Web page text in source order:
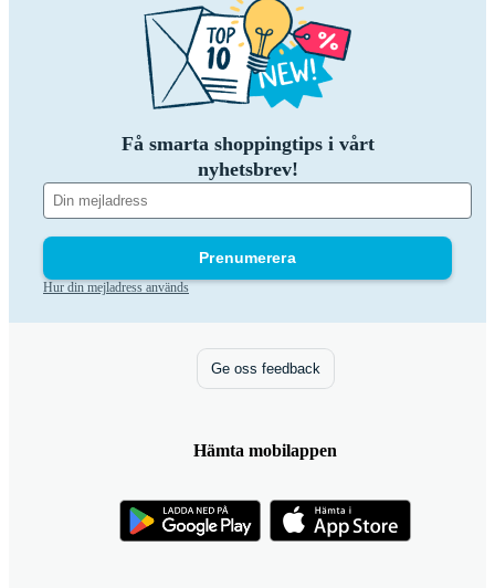
Få smarta shoppingtips i vårt
nyhetsbrev!
Prenumerera
Hur din mejladress används
Ge oss feedback
Hämta mobilappen